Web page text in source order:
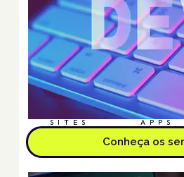
SITES APPS
Conheça os